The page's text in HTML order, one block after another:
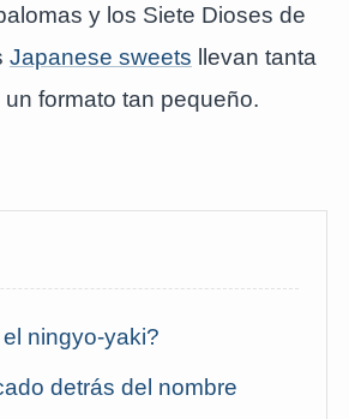
y los Siete Dioses de
Japanese sweets llevan tanta
formato tan pequeño.
ningyo-yaki?
detrás del nombre